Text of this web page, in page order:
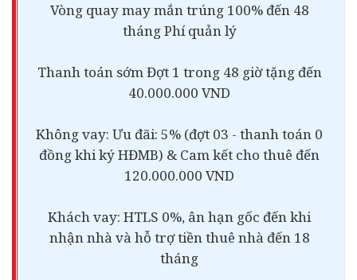
Vòng quay may mắn trúng 100% đến 48
tháng Phí quản lý
Thanh toán sớm Đợt 1 trong 48 giờ tặng đến
40.000.000 VND
Không vay: Ưu đãi: 5% (đợt 03 - thanh toán 0
đồng khi ký HĐMB) & Cam kết cho thuê đến
120.000.000 VND
Khách vay: HTLS 0%, ân hạn gốc đến khi
nhận nhà và hỗ trợ tiền thuê nhà đến 18
tháng